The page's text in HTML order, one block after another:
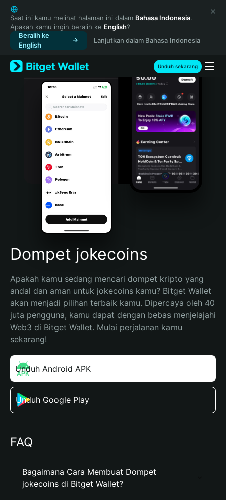
English
日本語
Tiếng Việt
Русский
Español (Latinoamérica)
Türkçe
Italiano
Português (Portugal)
Bahasa Indonesia
Português (Brasil)
Español (Argentina)
Saat ini kamu melihat halaman ini dalam Bahasa Indonesia.
Apakah kamu ingin beralih ke English?
Beralih ke
English
Lanjutkan dalam Bahasa Indonesia
Unduh sekarang
Dompet jokecoins
Apakah kamu sedang mencari dompet kripto yang
andal dan aman untuk jokecoins kamu? Bitget Wallet
akan menjadi pilihan terbaik kamu. Dipercaya oleh 40
juta pengguna, kamu dapat dengan bebas menjelajahi
Web3 di Bitget Wallet. Mulai perjalanan kamu
sekarang!
Unduh Android APK
Unduh Google Play
FAQ
Bagaimana Cara Membuat Dompet
jokecoins di Bitget Wallet?